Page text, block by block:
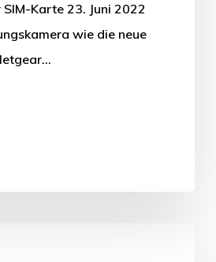
Karte 23. Juni 2022
wie die neue